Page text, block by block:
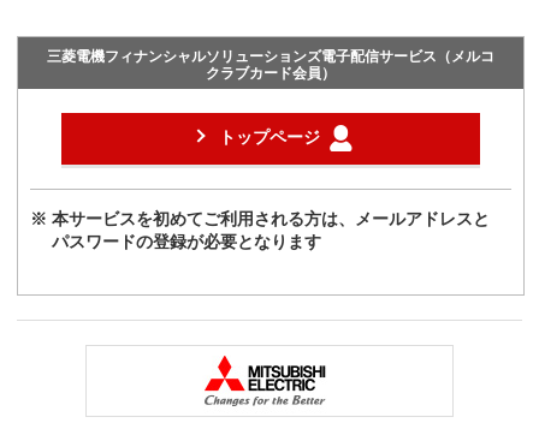
三菱電機フィナンシャルソリューションズ電子配信サービス （メルコ
クラブカード会員）
トップページ
本サービスを初めてご利用される方は、メールアドレスと
パスワードの登録が必要となります